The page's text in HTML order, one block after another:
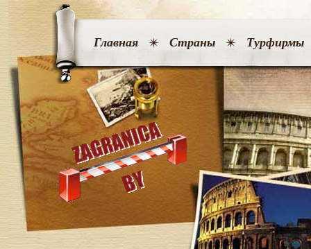
Главная Страны Турфирмы